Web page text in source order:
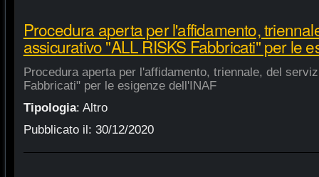
Procedura aperta per l'affidamento,
assicurativo "ALL RISKS Fabbricati" per le
Procedura aperta per l'affidamento, triennale, del
Fabbricati" per le esigenze dell'INAF
Tipologia: Altro
Pubblicato il: 30/12/2020